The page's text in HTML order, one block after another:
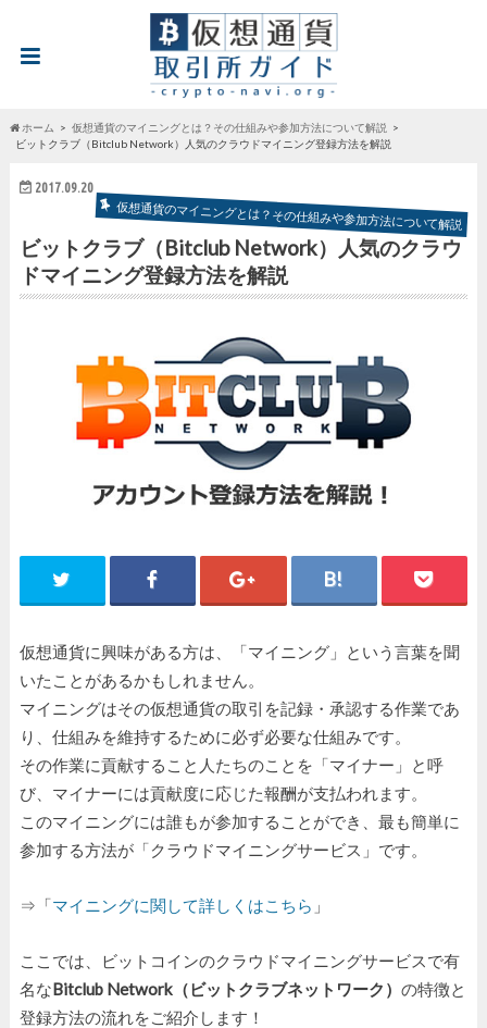
ホーム
仮想通貨のマイニングとは？その仕組みや参加方法について解説
ビットクラブ（Bitclub Network）人気のクラウドマイニング登録方法を解説
2017.09.20
仮想通貨のマイニングとは？その仕組みや参加方法について解説
ビットクラブ（Bitclub Network）人気のクラウ
ドマイニング登録方法を解説
仮想通貨に興味がある方は、「マイニング」という言葉を聞
いたことがあるかもしれません。
マイニングはその仮想通貨の取引を記録・承認する作業であ
り、仕組みを維持するために必ず必要な仕組みです。
その作業に貢献すること人たちのことを「マイナー」と呼
び、マイナーには貢献度に応じた報酬が支払われます。
このマイニングには誰もが参加することができ、最も簡単に
参加する方法が「クラウドマイニングサービス」です。
⇒「マイニングに関して詳しくはこちら 」
ここでは、ビットコインのクラウドマイニングサービスで有
名なBitclub Network（ビットクラブネットワーク） の特徴と
登録方法の流れをご紹介します！